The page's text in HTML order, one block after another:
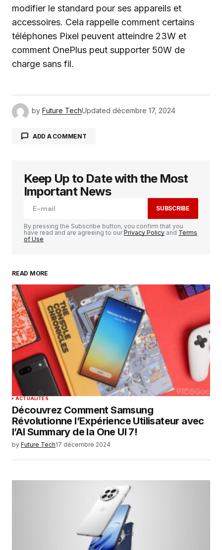
modifier le standard pour ses appareils et
accessoires. Cela rappelle comment certains
téléphones Pixel peuvent atteindre 23W et
comment OnePlus peut supporter 50W de
charge sans fil.
by Future TechUpdated décembre 17, 2024
ADD A COMMENT
Votre adresse e-mail ne sera pas publiée. Les
champs obligatoires sont indiqués avec
Your Name
Your E-mail*
Enregistrer mon nom, mon e-mail et mon
site dans le navigateur pour mon prochain
commentaire.
SUBMIT COMMENT
Keep Up to Date with the Most
Important News
SUBSCRIBE
By pressing the Subscribe button, you confirm that you
have read and are agreeing to ourPrivacy Policy and Terms
of Use
READ MORE
ACTUALITÉS
Découvrez Comment Samsung
Révolutionne l’Expérience Utilisateur avec
l’AI Summary de la One UI 7!
by Future Tech17 décembre 2024